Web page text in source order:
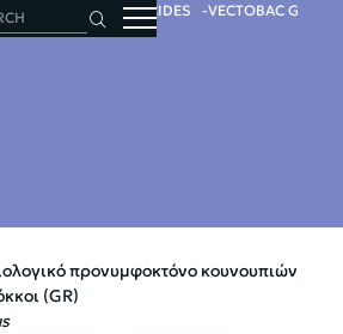
LARVICIDES VECTOBAC G
προνυμφοκτόνο κουνουπιών
(GR)